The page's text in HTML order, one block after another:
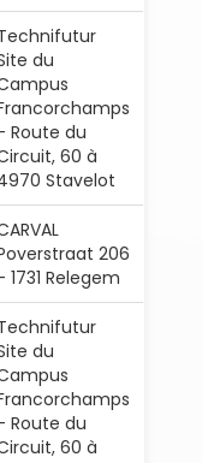
du
Route du
60 à
Stavelot
206
1731 Relegem
du
Route du
60 à